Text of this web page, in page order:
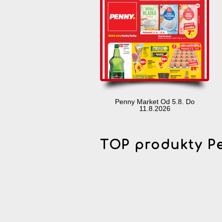
Penny Market Od 5.8. Do
11.8.2026
TOP produkty